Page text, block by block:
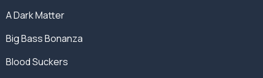
A Dark Matter
Big Bass Bonanza
Blood Suckers